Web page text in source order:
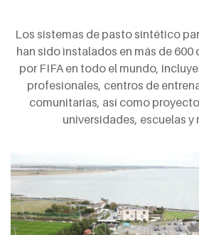
Los sistemas de pasto sintético
han sido instalados en más de
por FIFA en todo el mundo,
profesionales, centros de
comunitarias, así como
universidades, escuelas y